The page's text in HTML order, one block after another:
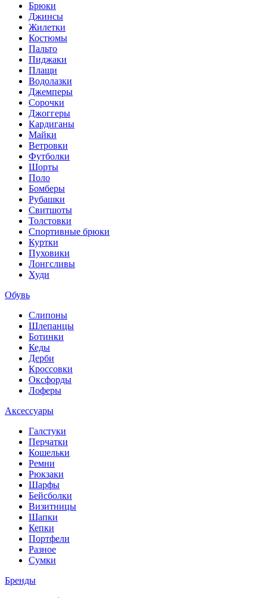
Брюки
Джинсы
Жилетки
Костюмы
Пальто
Пиджаки
Плащи
Водолазки
Джемперы
Сорочки
Джоггеры
Кардиганы
Майки
Ветровки
Футболки
Шорты
Поло
Бомберы
Рубашки
Свитшоты
Толстовки
Спортивные брюки
Куртки
Пуховики
Лонгсливы
Худи
Обувь
Слипоны
Шлепанцы
Ботинки
Кеды
Дерби
Кроссовки
Оксфорды
Лоферы
Аксессуары
Галстуки
Перчатки
Кошельки
Ремни
Рюкзаки
Шарфы
Бейсболки
Визитницы
Шапки
Кепки
Портфели
Разное
Сумки
Бренды